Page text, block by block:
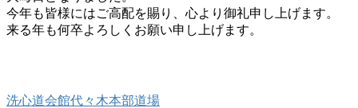
今年も皆様にはご高配を賜り、心より御礼申し上げます。
来る年も何卒よろしくお願い申し上げます。
洗心道会館代々木本部道場